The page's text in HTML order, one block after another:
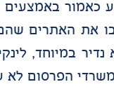
את האתרים
במיוחד,
משרדי הפרסום לא